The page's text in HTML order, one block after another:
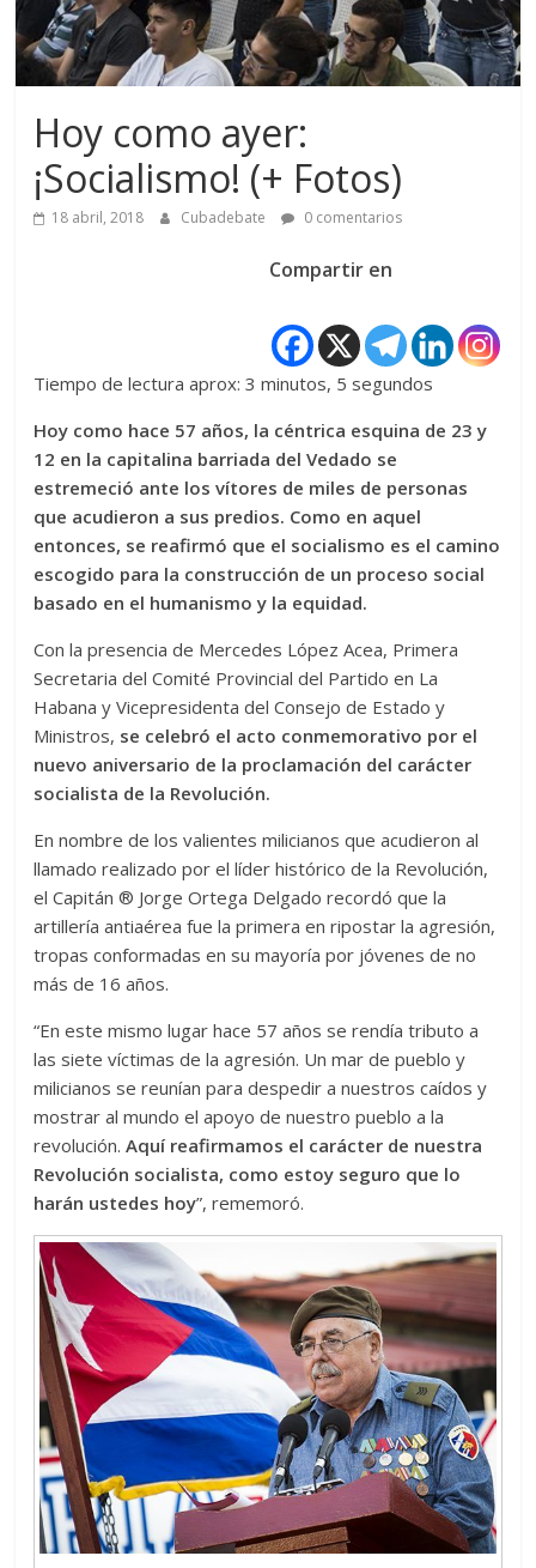
Hoy como ayer:
¡Socialismo! (+ Fotos)
18 abril, 2018 Cubadebate 0 comentarios
Compartir en
Tiempo de lectura aprox: 3 minutos, 5 segundos
Hoy como hace 57 años, la céntrica esquina de 23 y
12 en la capitalina barriada del Vedado se
estremeció ante los vítores de miles de personas
que acudieron a sus predios. Como en aquel
entonces, se reafirmó que el socialismo es el camino
escogido para la construcción de un proceso social
basado en el humanismo y la equidad.
Con la presencia de Mercedes López Acea, Primera
Secretaria del Comité Provincial del Partido en La
Habana y Vicepresidenta del Consejo de Estado y
Ministros, se celebró el acto conmemorativo por el
nuevo aniversario de la proclamación del carácter
socialista de la Revolución.
En nombre de los valientes milicianos que acudieron al
llamado realizado por el líder histórico de la Revolución,
el Capitán ® Jorge Ortega Delgado recordó que la
artillería antiaérea fue la primera en ripostar la agresión,
tropas conformadas en su mayoría por jóvenes de no
más de 16 años.
“En este mismo lugar hace 57 años se rendía tributo a
las siete víctimas de la agresión. Un mar de pueblo y
milicianos se reunían para despedir a nuestros caídos y
mostrar al mundo el apoyo de nuestro pueblo a la
revolución.Aquí reafirmamos el carácter de nuestra
Revolución socialista, como estoy seguro que lo
harán ustedes hoy”, rememoró.